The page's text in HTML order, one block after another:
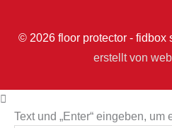
© 2026 floor protector - fidbox
erstellt von
Text und „Enter“ eingeben, um